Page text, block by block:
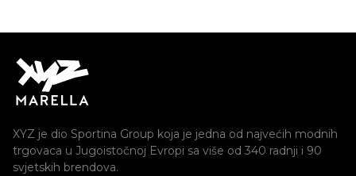
XYZ je dio Sportina Group koja je jedna od najvećih modnih
trgovaca u Jugoistočnoj Evropi sa više od 340 radnji i 90
svjetskih brendova.